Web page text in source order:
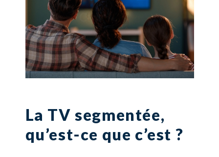
La TV segmentée,
qu’est-ce que c’est ?